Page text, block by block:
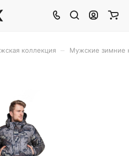
коллекция Мужские зимние